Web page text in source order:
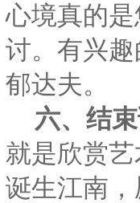
心境真的
讨。有兴
郁达夫。
六、结
就是欣赏
诞生江南